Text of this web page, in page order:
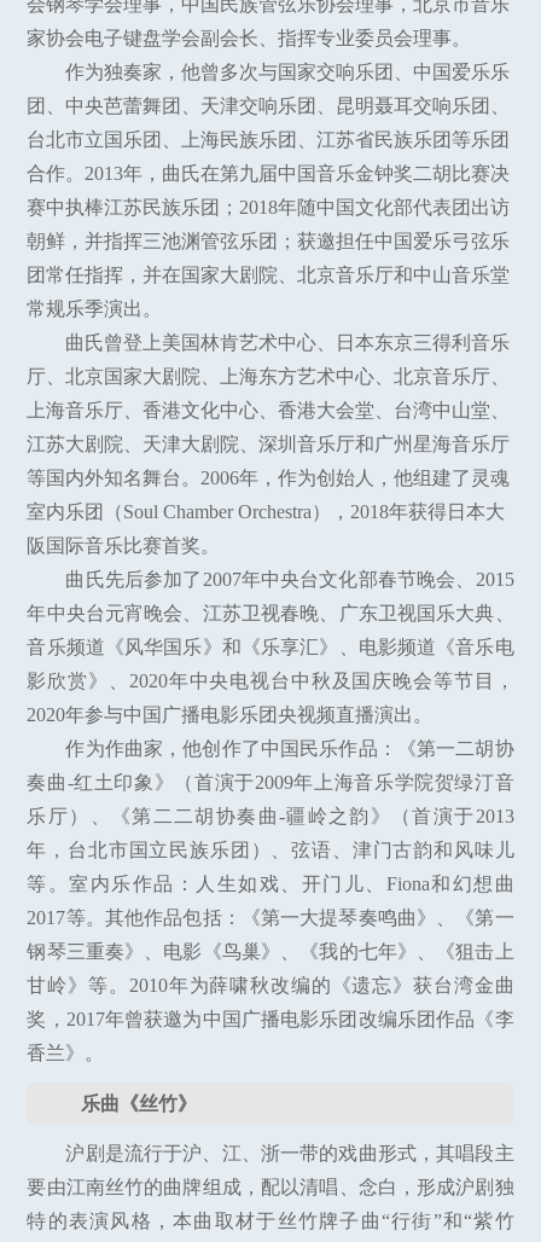
家协会电子键盘学会副会长、指挥专业委员会理事。
作为独奏家，他曾多次与国家交响乐团、中国爱乐乐
团、中央芭蕾舞团、天津交响乐团、昆明聂耳交响乐团、
台北市立国乐团、上海民族乐团、江苏省民族乐团等乐团
合作。2013年，曲氏在第九届中国音乐金钟奖二胡比赛决
赛中执棒江苏民族乐团；2018年随中国文化部代表团出访
朝鲜，并指挥三池渊管弦乐团；获邀担任中国爱乐弓弦乐
团常任指挥，并在国家大剧院、北京音乐厅和中山音乐堂
常规乐季演出。
曲氏曾登上美国林肯艺术中心、日本东京三得利音乐
厅、北京国家大剧院、上海东方艺术中心、北京音乐厅、
上海音乐厅、香港文化中心、香港大会堂、台湾中山堂、
江苏大剧院、天津大剧院、深圳音乐厅和广州星海音乐厅
等国内外知名舞台。2006年，作为创始人，他组建了灵魂
室内乐团（Soul Chamber Orchestra），2018年获得日本大
阪国际音乐比赛首奖。
曲氏先后参加了2007年中央台文化部春节晚会、2015
年中央台元宵晚会、江苏卫视春晚、广东卫视国乐大典、
音乐频道《风华国乐》和《乐享汇》、电影频道《音乐电
影欣赏》、2020年中央电视台中秋及国庆晚会等节目，
2020年参与中国广播电影乐团央视频直播演出。
作为作曲家，他创作了中国民乐作品：《第一二胡协
奏曲-红土印象》（首演于2009年上海音乐学院贺绿汀音
乐厅）、《第二二胡协奏曲-疆岭之韵》（首演于2013
年，台北市国立民族乐团）、弦语、津门古韵和风味儿
等。室内乐作品：人生如戏、开门儿、Fiona和幻想曲
2017等。其他作品包括：《第一大提琴奏鸣曲》、《第一
钢琴三重奏》、电影《鸟巢》、《我的七年》、《狙击上
甘岭》等。2010年为薛啸秋改编的《遗忘》获台湾金曲
奖，2017年曾获邀为中国广播电影乐团改编乐团作品《李
香兰》。
乐曲《丝竹》
沪剧是流行于沪、江、浙一带的戏曲形式，其唱段主
要由江南丝竹的曲牌组成，配以清唱、念白，形成沪剧独
特的表演风格，本曲取材于丝竹牌子曲“行街”和“紫竹